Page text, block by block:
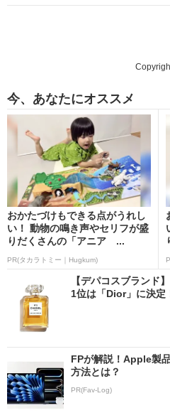
今、あなたにオススメ
おかたづけもできる点がうれし
い！ 動物の鳴き声やセリフが盛
りだくさんの「アニア ...
PR(タカラトミー｜Hugkum)
【デパコスブラン
1位は「Dior」に決定
FPが解説！Apple製
方法とは？
PR(Fav-Log)